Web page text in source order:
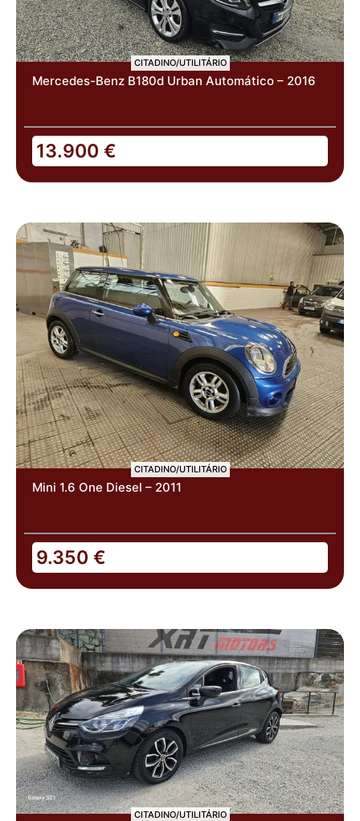
CITADINO/UTILITÁRIO
Mercedes-Benz B180d Urban Automático – 2016
13.900 €
CITADINO/UTILITÁRIO
Mini 1.6 One Diesel – 2011
9.350 €
CITADINO/UTILITÁRIO